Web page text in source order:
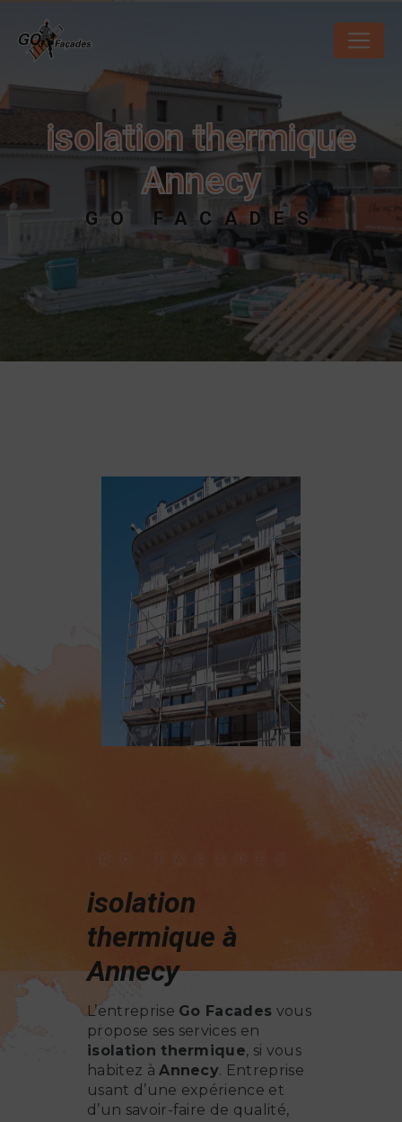
isolation thermique
Annecy
GO FACADES
isolation
thermique à
Annecy
L’entreprise Go Facades vous
propose ses services en
isolation thermique, si vous
habitez àAnnecy. Entreprise
usant d’une expérience et
d’un savoir-faire de qualité,